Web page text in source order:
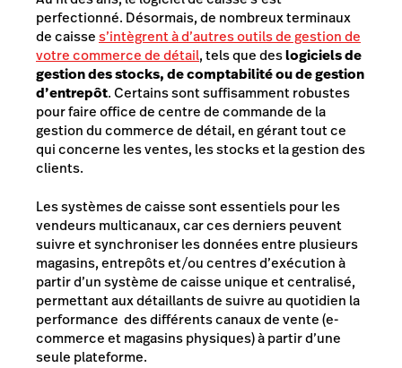
perfectionné. Désormais, de nombreux terminaux
de caisses’intègrent à d’autres outils de gestion de
votre commerce de détail, tels que deslogiciels de
gestion des stocks, de comptabilité ou de gestion
d’entrepôt. Certains sont suffisamment robustes
pour faire office de centre de commande de la
gestion du commerce de détail, en gérant tout ce
qui concerne les ventes, les stocks et la gestion des
clients.
Les systèmes de caisse sont essentiels pour les
vendeurs multicanaux, car ces derniers peuvent
suivre et synchroniser les données entre plusieurs
magasins, entrepôts et/ou centres d’exécution à
partir d’un système de caisse unique et centralisé,
permettant aux détaillants de suivre au quotidien la
performance des différents canaux de vente (e-
commerce et magasins physiques) à partir d’une
seule plateforme.